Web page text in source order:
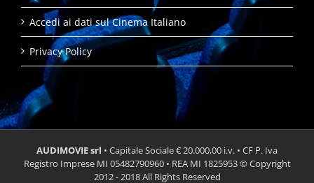
Accedi ai dati sul Cinema Italiano
Privacy Policy
AUDIMOVIE srl • Capitale Sociale € 20.000,00 i.v. • CF P. Iva
Registro Imprese MI 05482790960 • REA MI 1825953 © Copyright
2012 - 2018 All Rights Reserved